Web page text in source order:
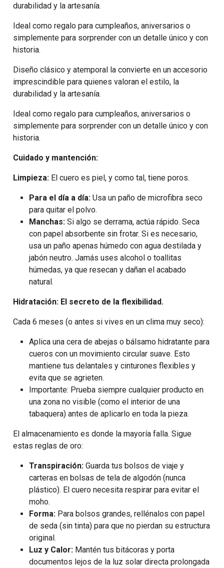
durabilidad y la artesanía.
Ideal como regalo para cumpleaños, aniversarios o
simplemente para sorprender con un detalle único y con
historia.
Diseño clásico y atemporal la convierte en un accesorio
imprescindible para quienes valoran el estilo, la
durabilidad y la artesanía.
Ideal como regalo para cumpleaños, aniversarios o
simplemente para sorprender con un detalle único y con
historia.
Cuidado y mantención:
Limpieza: El cuero es piel, y como tal, tiene poros.
Para el día a día: Usa un paño de microfibra seco
para quitar el polvo.
Manchas: Si algo se derrama, actúa rápido. Seca
con papel absorbente sin frotar. Si es necesario,
usa un paño apenas húmedo con agua destilada y
jabón neutro. Jamás uses alcohol o toallitas
húmedas, ya que resecan y dañan el acabado
natural.
Hidratación: El secreto de la flexibilidad.
Cada 6 meses (o antes si vives en un clima muy seco):
Aplica una cera de abejas o bálsamo hidratante para
cueros con un movimiento circular suave. Esto
mantiene tus delantales y cinturones flexibles y
evita que se agrieten.
Importante: Prueba siempre cualquier producto en
una zona no visible (como el interior de una
tabaquera) antes de aplicarlo en toda la pieza.
El almacenamiento es donde la mayoría falla. Sigue
estas reglas de oro:
Transpiración: Guarda tus bolsos de viaje y
carteras en bolsas de tela de algodón (nunca
plástico). El cuero necesita respirar para evitar el
moho.
Forma: Para bolsos grandes, rellénalos con papel
de seda (sin tinta) para que no pierdan su estructura
original.
Luz y Calor: Mantén tus bitácoras y porta
documentos lejos de la luz solar directa prolongada